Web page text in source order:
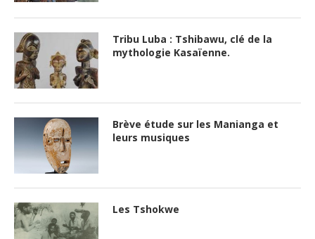
Tribu Luba : Tshibawu, clé de la
mythologie Kasaïenne.
Brève étude sur les Manianga et
leurs musiques
Les Tshokwe